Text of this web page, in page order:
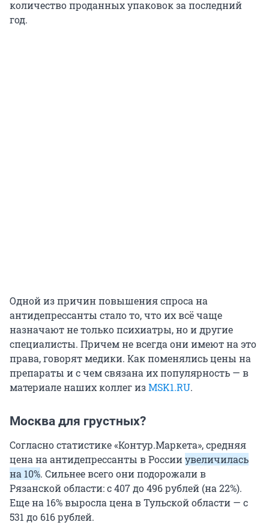
количество проданных упаковок за последний
год.
Одной из причин повышения спроса на
антидепрессанты стало то, что их всё чаще
назначают не только психиатры, но и другие
специалисты. Причем не всегда они имеют на это
права, говорят медики. Как поменялись цены на
препараты и с чем связана их популярность — в
материале наших коллег изMSK1.RU.
Москва для грустных?
Согласно статистике «Контур.Маркета», средняя
цена на антидепрессанты в Россииувеличилась
на 10%. Сильнее всего они подорожали в
Рязанской области: с 407 до 496 рублей (на 22%).
Еще на 16% выросла цена в Тульской области — с
531 до 616 рублей.